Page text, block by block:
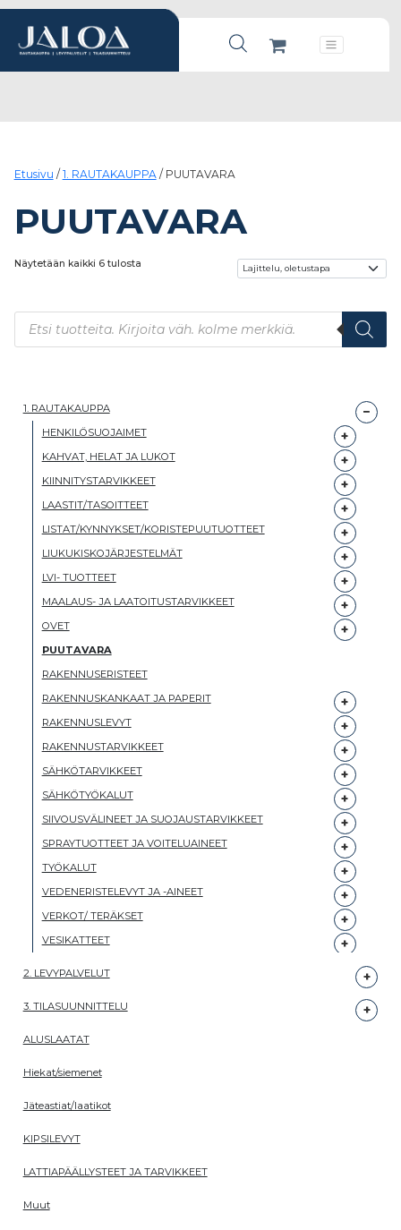
Products search
Päävalikko
Etusivu / 1. RAUTAKAUPPA/ PUUTAVARA
PUUTAVARA
Näytetään kaikki 6 tulosta
Products search
1. RAUTAKAUPPA
HENKILÖSUOJAIMET
KAHVAT, HELAT JA LUKOT
KIINNITYSTARVIKKEET
LAASTIT/TASOITTEET
LISTAT/KYNNYKSET/KORISTEPUUTUOTTEET
LIUKUKISKOJÄRJESTELMÄT
LVI- TUOTTEET
MAALAUS- JA LAATOITUSTARVIKKEET
OVET
PUUTAVARA
RAKENNUSERISTEET
RAKENNUSKANKAAT JA PAPERIT
RAKENNUSLEVYT
RAKENNUSTARVIKKEET
SÄHKÖTARVIKKEET
SÄHKÖTYÖKALUT
SIIVOUSVÄLINEET JA SUOJAUSTARVIKKEET
SPRAYTUOTTEET JA VOITELUAINEET
TYÖKALUT
VEDENERISTELEVYT JA -AINEET
VERKOT/ TERÄKSET
VESIKATTEET
2. LEVYPALVELUT
3. TILASUUNNITTELU
ALUSLAATAT
Hiekat/siemenet
Jäteastiat/laatikot
KIPSILEVYT
LATTIAPÄÄLLYSTEET JA TARVIKKEET
Muut